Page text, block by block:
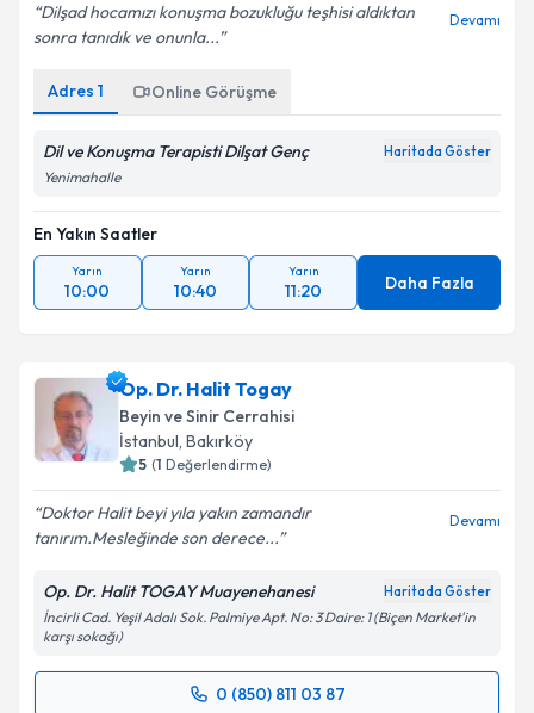
Dilşad hocamızı konuşma bozukluğu teşhisi aldıktan
sonra tanıdık ve onunla...
Devamı
Adres 1 Online Görüşme
Dil ve Konuşma Terapisti Dilşat Genç Haritada Göster
Yenimahalle
En Yakın Saatler
Yarın
10:00
Yarın
10:40
Yarın
11:20 Daha Fazla
Op. Dr. Halit Togay
Beyin ve Sinir Cerrahisi
İstanbul, Bakırköy
5 (1 Değerlendirme)
Doktor Halit beyi yıla yakın zamandır
tanırım.Mesleğinde son derece...
Devamı
Op. Dr. Halit TOGAY Muayenehanesi Haritada Göster
İncirli Cad. Yeşil Adalı Sok. Palmiye Apt. No: 3 Daire: 1 (Biçen Market'in
karşı sokağı)
0 (850) 811 03 87
Randevu Takvimi Talebi